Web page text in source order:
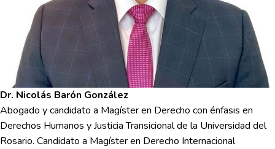
Dr. Nicolás Barón González
Abogado y candidato a Magíster en Derecho con énfasis en
Derechos Humanos y Justicia Transicional de la Universidad del
Rosario. Candidato a Magíster en Derecho Internacional